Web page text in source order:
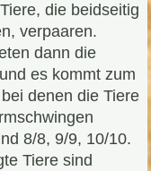
die beidseitig
verpaaren.
dann die
es kommt zum
denen die Tiere
8/8, 9/9, 10/10.
Tiere sind